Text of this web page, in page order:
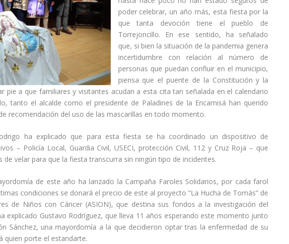
a
/
b
a
j
o
p
a
a
u
n
t
a
r
o
t
a
r
r
i
a
/
a
b
a
j
a
r
u
m
e
n
t
poder celebrar, un año más, esta fiesta por la
que tanta devoción tiene el pueblo de
Torrejoncillo. En ese sentido, ha señalado
que, si bien la situación de la pandemia genera
incertidumbre con relación al número de
personas que puedan confluir en el municipio,
piensa que el puente de la Constitución y la
pie a que familiares y visitantes acudan a esta cita tan señalada en el calendario
tanto el alcalde como el presidente de Paladines de la Encamisá han querido
recomendación del uso de las mascarillas en todo momento.
ha explicado que para esta fiesta se ha coordinado un dispositivo de
– Policía Local, Guardia Civil, USECI, protección Civil, 112 y Cruz Roja – que
de velar para que la fiesta transcurra sin ningún tipo de incidentes.
de este año ha lanzado la Campaña Faroles Solidarios, por cada farol
condiciones se donará el precio de este al proyecto “La Hucha de Tomás” de
de Niños con Cáncer (ASION), que destina sus fondos a la investigación del
explicado Gustavo Rodríguez, que lleva 11 años esperando este momento junto
Sánchez, una mayordomía a la que decidieron optar tras la enfermedad de su
quien porte el estandarte.